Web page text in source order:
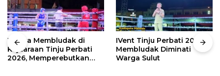
Warga Membludak di
Kejuaraan Tinju Perbati
2026, Memperebutkan
IVent Tinju Perbati 2026
Membludak Diminati
Warga Sulut